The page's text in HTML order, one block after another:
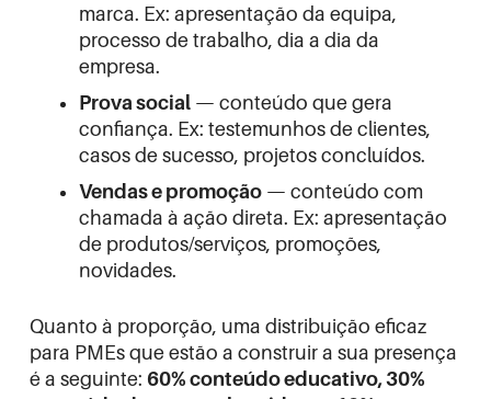
marca. Ex: apresentação da equipa,
processo de trabalho, dia a dia da
empresa.
Prova social — conteúdo que gera
confiança. Ex: testemunhos de clientes,
casos de sucesso, projetos concluídos.
Vendas e promoção — conteúdo com
chamada à ação direta. Ex: apresentação
de produtos/serviços, promoções,
novidades.
Quanto à proporção, uma distribuição eficaz
para PMEs que estão a construir a sua presença
é a seguinte: 60% conteúdo educativo, 30%